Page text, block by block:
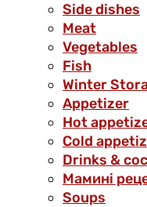
Side dishes
Meat
Vegetables
Fish
Winter
Аppetizer
Hot
Cold
Drinks &
Мамині
Soups